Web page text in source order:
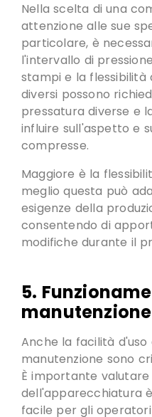
Nella scelta di una
attenzione alle sue
particolare, è
l'intervallo di pressione
stampi e la flessibilità
diversi possono
pressatura diverse e
influire sull'aspetto e
compresse.
Maggiore è la
meglio questa può
esigenze della
consentendo di
modifiche durante il
5.
manutenzione
Anche la facilità
manutenzione sono
È importante
dell'apparecchiatura
facile per gli